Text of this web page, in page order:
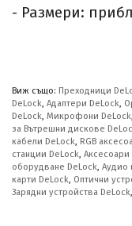
- Размери:
Виж също: Преходници
DeLock Адаптери DeLock
DeLock Микрофони DeLock
за Вътрешни дискове
кабели DeLock
RGB
станции DeLock Аксесоари
оборудване DeLock Аудио
карти DeLock
Оптични
Зарядни устройства DeLock